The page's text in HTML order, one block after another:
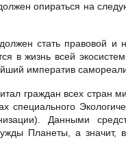
опираться на
стать правовой и
в жизнь всей
императив
граждан всех стран
Данными
Планеты, а значит,